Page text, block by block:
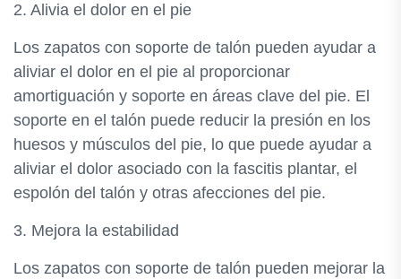
2. Alivia el dolor en el pie
Los zapatos con soporte de talón pueden ayudar a
aliviar el dolor en el pie al proporcionar
amortiguación y soporte en áreas clave del pie. El
soporte en el talón puede reducir la presión en los
huesos y músculos del pie, lo que puede ayudar a
aliviar el dolor asociado con la fascitis plantar, el
espolón del talón y otras afecciones del pie.
3. Mejora la estabilidad
Los zapatos con soporte de talón pueden mejorar la